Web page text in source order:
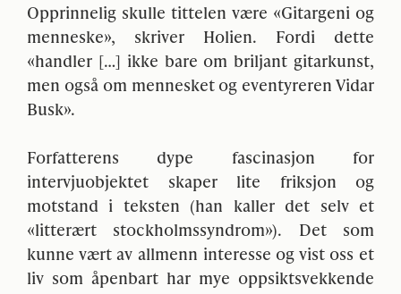
Opprinnelig skulle tittelen være «Gitargeni og
menneske», skriver Holien. Fordi dette
«handler […] ikke bare om briljant gitarkunst,
men også om mennesket og eventyreren Vidar
Busk».
Forfatterens dype fascinasjon for
intervjuobjektet skaper lite friksjon og
motstand i teksten (han kaller det selv et
«litterært stockholmssyndrom»). Det som
kunne vært av allmenn interesse og vist oss et
liv som åpenbart har mye oppsiktsvekkende